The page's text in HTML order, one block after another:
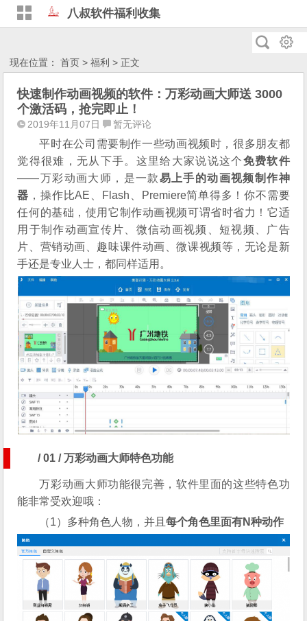
八叔软件福利收集
现在位置：首页 >福利 > 正文
快速制作动画视频的软件：万彩动画大师送 3000
个激活码，抢完即止！
2019年11月07日 暂无评论
平时在公司需要制作一些动画视频时，很多朋友都
觉得很难，无从下手。这里给大家说说这个免费软件
——万彩动画大师，是一款易上手的动画视频制作神
器 ，操作比AE、Flash、Premiere简单得多！你不需要
任何的基础，使用它制作动画视频可谓省时省力！它适
用于制作动画宣传片、微信动画视频、短视频、广告
片、营销动画、趣味课件动画、微课视频等，无论是新
手还是专业人士，都同样适用。
/ 01 / 万彩动画大师特色功能
万彩动画大师功能很完善，软件里面的这些特色功
能非常受欢迎哦：
（1）多种角色人物，并且每个角色里面有N种动作